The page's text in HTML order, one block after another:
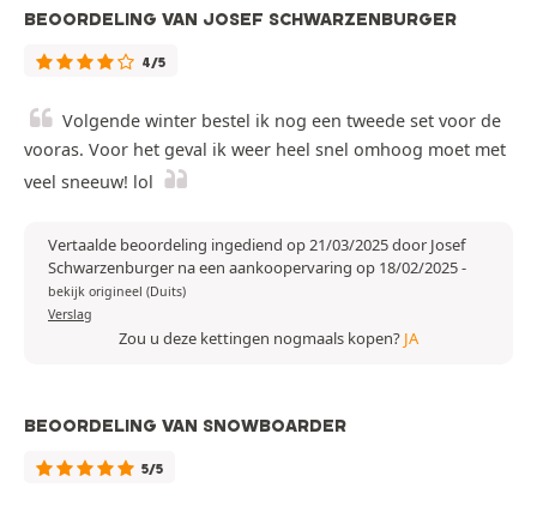
BEOORDELING VAN JOSEF SCHWARZENBURGER
4/5
Volgende winter bestel ik nog een tweede set voor de
vooras. Voor het geval ik weer heel snel omhoog moet met
veel sneeuw! lol
Vertaalde beoordeling ingediend op 21/03/2025 door Josef
Schwarzenburger na een aankoopervaring op 18/02/2025-
bekijk origineel (Duits)
Verslag
Zou u deze kettingen nogmaals kopen? JA
BEOORDELING VAN SNOWBOARDER
5/5